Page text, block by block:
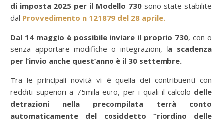
di imposta 2025 per il Modello 730 sono state stabilite
dal Provvedimento n 121879 del 28 aprile.
Dal 14 maggio è possibile inviare il proprio 730, con o
senza apportare modifiche o integrazioni, la scadenza
per l’invio anche quest’anno è il 30 settembre.
Tra le principali novità vi è quella dei contribuenti con
redditi superiori a 75mila euro, per i quali il calcolo delle
detrazioni nella precompilata terrà conto
automaticamente del cosiddetto “riordino delle